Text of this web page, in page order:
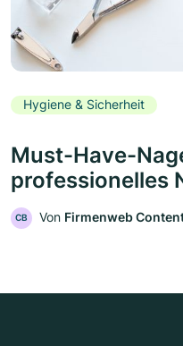
Hygiene & Sicherheit
Must-Have-
professionelles
CB Von Firmenweb